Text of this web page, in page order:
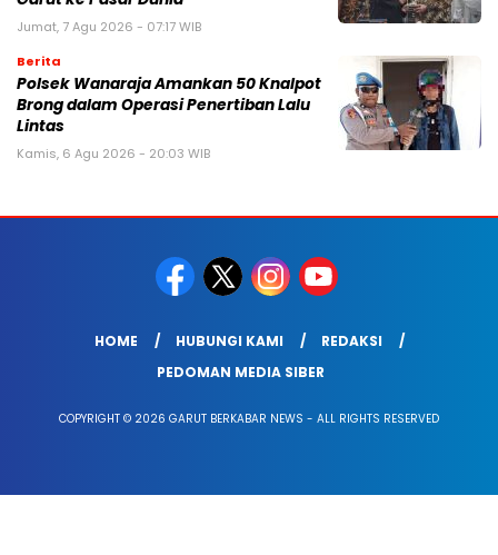
Jumat, 7 Agu 2026 - 07:17 WIB
Berita
Polsek Wanaraja Amankan 50 Knalpot
Brong dalam Operasi Penertiban Lalu
Lintas
Kamis, 6 Agu 2026 - 20:03 WIB
HOME HUBUNGI KAMI
REDAKSI
PEDOMAN MEDIA SIBER
COPYRIGHT © 2026 GARUT BERKABAR NEWS - ALL RIGHTS RESERVED